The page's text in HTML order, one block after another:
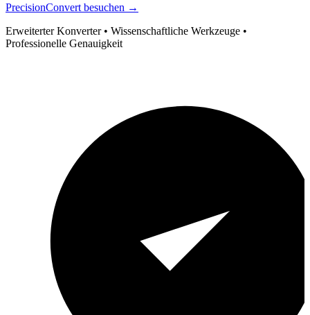
PrecisionConvert besuchen →
Erweiterter Konverter • Wissenschaftliche Werkzeuge •
Professionelle Genauigkeit